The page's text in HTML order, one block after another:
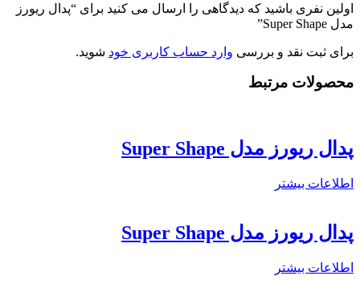
اولین نفری باشید که دیدگاهی را ارسال می کنید برای “پدال ریورز
مدل Super Shape”
برای ثبت نقد و بررسی وارد حساب کاربری خود شوید.
محصولات مرتبط
پدال ریورز مدل Super Shape
اطلاعات بیشتر
پدال ریورز مدل Super Shape
اطلاعات بیشتر